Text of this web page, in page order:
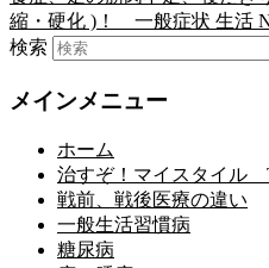
検索
メインメニュー
ホーム
治すぞ！マイスタイル
戦前、戦後医療の違い
一般生活習慣病
糖尿病